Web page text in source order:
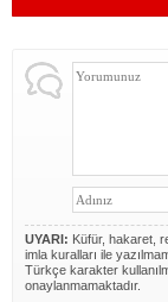
UYARI: Küfür, hakaret,
imla kuralları ile
Türkçe karakter
onaylanmamaktadır.